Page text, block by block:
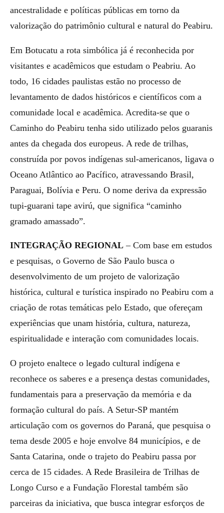
ancestralidade e políticas públicas em torno da
valorização do patrimônio cultural e natural do Peabiru.
Em Botucatu a rota simbólica já é reconhecida por
visitantes e acadêmicos que estudam o Peabriu. Ao
todo, 16 cidades paulistas estão no processo de
levantamento de dados históricos e científicos com a
comunidade local e acadêmica. Acredita-se que o
Caminho do Peabiru tenha sido utilizado pelos guaranis
antes da chegada dos europeus. A rede de trilhas,
construída por povos indígenas sul-americanos, ligava o
Oceano Atlântico ao Pacífico, atravessando Brasil,
Paraguai, Bolívia e Peru. O nome deriva da expressão
tupi-guarani tape avirú, que significa “caminho
gramado amassado”.
INTEGRAÇÃO REGIONAL – Com base em estudos
e pesquisas, o Governo de São Paulo busca o
desenvolvimento de um projeto de valorização
histórica, cultural e turística inspirado no Peabiru com a
criação de rotas temáticas pelo Estado, que ofereçam
experiências que unam história, cultura, natureza,
espiritualidade e interação com comunidades locais.
O projeto enaltece o legado cultural indígena e
reconhece os saberes e a presença destas comunidades,
fundamentais para a preservação da memória e da
formação cultural do país. A Setur-SP mantém
articulação com os governos do Paraná, que pesquisa o
tema desde 2005 e hoje envolve 84 municípios, e de
Santa Catarina, onde o trajeto do Peabiru passa por
cerca de 15 cidades. A Rede Brasileira de Trilhas de
Longo Curso e a Fundação Florestal também são
parceiras da iniciativa, que busca integrar esforços de